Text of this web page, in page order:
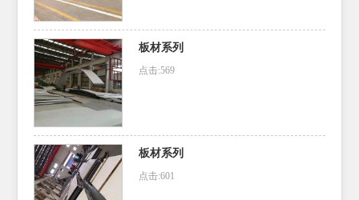
板材系列
点击:569
板材系列
点击:601